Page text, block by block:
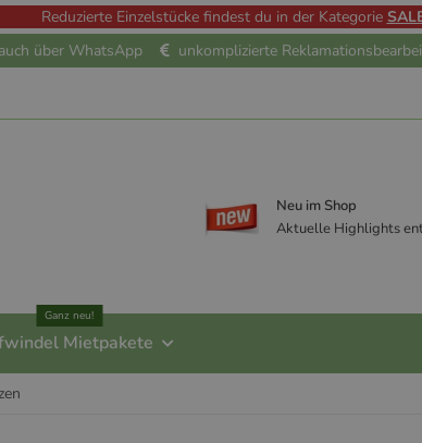
Reduzierte Einzelstücke findest du in der Kategorie
über WhatsApp unkomplizierte
Neu im Shop
Aktuelle Highlights
Mietpakete
Ganz neu!